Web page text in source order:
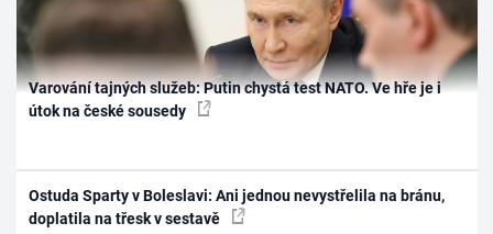
Varování tajných služeb: Putin chystá test NATO. Ve hře je i
útok na české sousedy
Ostuda Sparty v Boleslavi: Ani jednou nevystřelila na bránu,
doplatila na třesk v sestavě